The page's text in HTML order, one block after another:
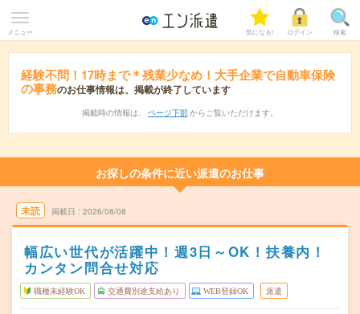
メニュー 気になる! ログイン 検索
経験不問！17時まで＊残業少なめ！大手企業で自動車保険
の事務のお仕事情報は、掲載が終了しています
掲載時の情報は、 ページ下部 からご覧いただけます。
お探しの条件に近い派遣のお仕事
未読 掲載日 2026/08/08
幅広い世代が活躍中！週3日～OK！扶養内！
カンタン問合せ対応
職種未経験OK 交通費別途支給あり WEB登録OK 派遣